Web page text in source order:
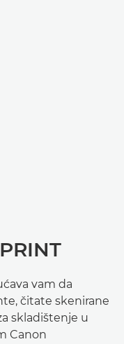
vam da
čitate skenirane
skladištenje u
Canon